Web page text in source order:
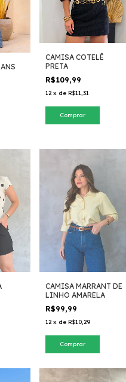
CAMISA COTELÊ
PRETA
R$109,99
12 x de R$11,31
Comprar
CAMISA MARRANT DE
LINHO AMARELA
R$99,99
12 x de R$10,29
Comprar